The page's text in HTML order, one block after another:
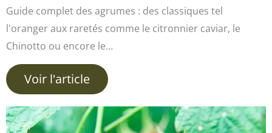
Guide complet des agrumes : des classiques tel
l'oranger aux raretés comme le citronnier caviar, le
Chinotto ou encore le…
Voir l'article